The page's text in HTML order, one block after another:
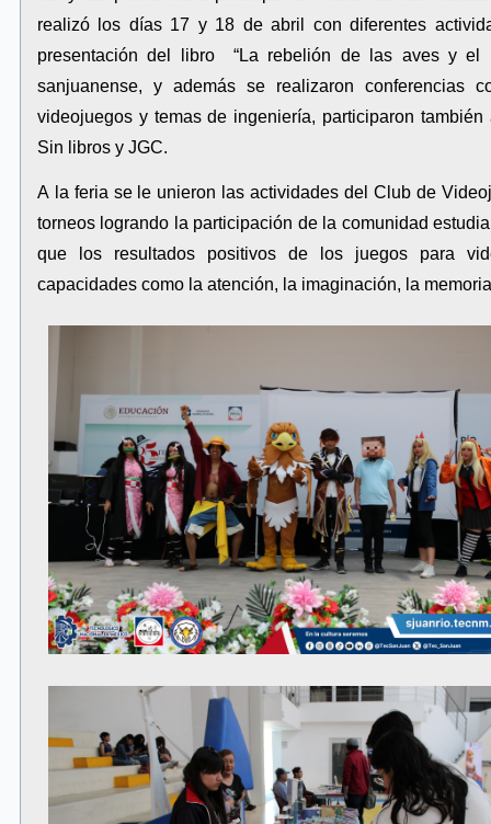
realizó los días 17 y 18 de abril con diferentes
presentación del libro “La rebelión de las aves y el
sanjuanense, y además se realizaron conferencias
videojuegos y temas de ingeniería, participaron
Sin libros y JGC.
A la feria se le unieron las actividades del Club de
torneos logrando la participación de la comunidad
que los resultados positivos de los juegos para
capacidades como la atención, la imaginación, la